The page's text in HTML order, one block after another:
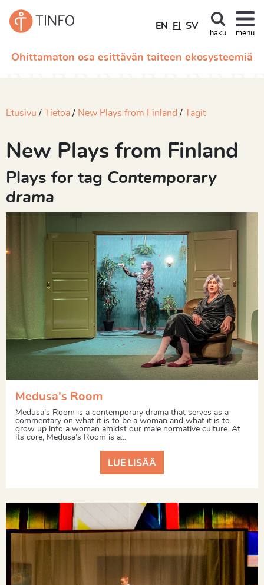
Ohittamaton osa esittävän taiteen ekosysteemiä
EN FI SV
haku menu
Etusivu Tietoa New Plays from Finland Tagit
New Plays from Finland
Plays for tag Contemporary
drama
Medusa's Room
Medusa’s Room is a contemporary drama that serves as a
commentary on what it is to be a woman and what it is to
grow up into a woman amidst our male normative culture. At
its core, Medusa’s Room is a...
LUE LISÄÄ